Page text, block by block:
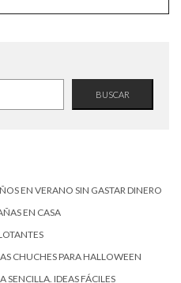
BUSCAR
EN VERANO SIN GASTAR DINERO
EN CASA
CHUCHES PARA HALLOWEEN
SENCILLA. IDEAS FÁCILES